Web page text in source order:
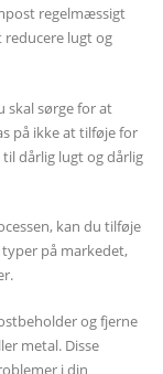
regelmæssigt
reducere lugt og
skal sørge for at
på ikke at tilføje for
dårlig lugt og dårlig
kan du tilføje
på markedet,
og fjerne
metal. Disse
i din